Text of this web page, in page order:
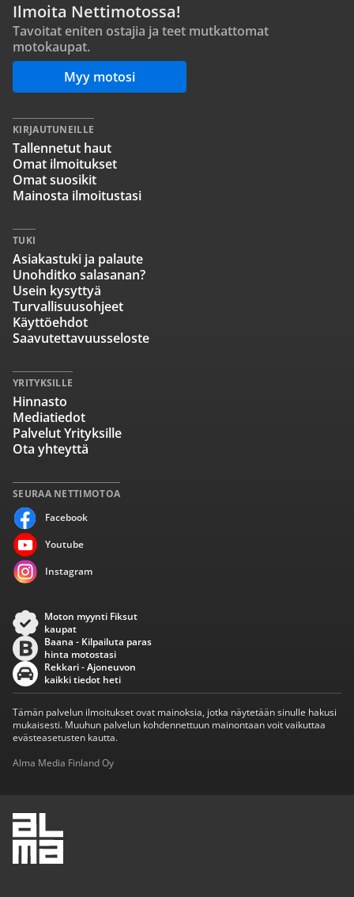
Ilmoita Nettimotossa!
Tavoitat eniten ostajia ja teet mutkattomat
motokaupat.
Myy motosi
SEURAA NETTIMOTOA
Facebook
Youtube
Instagram
KIRJAUTUNEILLE
Tallennetut haut
Omat ilmoitukset
Omat suosikit
Mainosta ilmoitustasi
TUKI
Asiakastuki ja palaute
Unohditko salasanan?
Usein kysyttyä
Turvallisuusohjeet
Käyttöehdot
Saavutettavuusseloste
YRITYKSILLE
Hinnasto
Mediatiedot
Palvelut Yrityksille
Ota yhteyttä
Moton myynti Fiksut
kaupat
Baana - Kilpailuta paras
hinta motostasi
Rekkari - Ajoneuvon
kaikki tiedot heti
Tämän palvelun ilmoitukset ovat mainoksia, jotka näytetään sinulle hakusi
mukaisesti. Muuhun palvelun kohdennettuun mainontaan voit vaikuttaa
evästeasetusten kautta.
Alma Media Finland Oy